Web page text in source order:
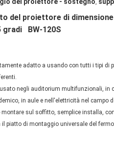
del proiettore - sostegno,
del proiettore di
gradi BW-120S
adatto a usando con tutti i tipi
usato negli auditorium multifunzionali,
in aule e nell'elettricità nel campo
montare sul soffitto, semplice installa,
piatto di montaggio universale del